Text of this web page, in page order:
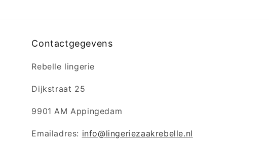
Contactgegevens
Rebelle lingerie
Dijkstraat 25
9901 AM Appingedam
Emailadres: info@lingeriezaakrebelle.nl